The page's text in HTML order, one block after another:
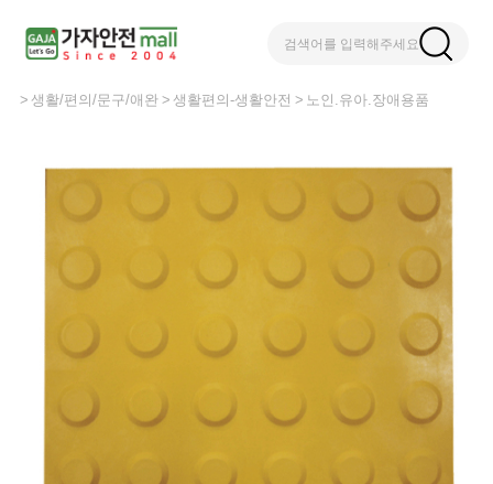
검색어를 입력해주세요
생활/편의/문구/애완 생활편의-생활안전 노인.유아.장애용품